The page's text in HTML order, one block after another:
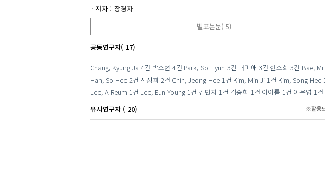
저자
장경자
발표논문( 5)
공동연구자( 17)
Chang, Kyung Ja 4건 박소현 4건 Park, So Hyun 3건 배미애 3건 한소희 3건 Bae,
Han, So Hee 2건 진정희 2건 Chin, Jeong Hee 1건 Kim, Min Ji 1건 Kim, Song Hee
Lee, A Reum 1건 Lee, Eun Young 1건 김민지 1건 김송희 1건 이아름 1건 이은영 1건
유사연구자 ( 20)
※활용
이아름